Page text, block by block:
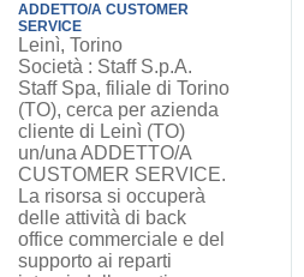
ADDETTO/A CUSTOMER
SERVICE
Leinì, Torino
Società : Staff S.p.A.
Staff Spa, filiale di Torino
(TO), cerca per azienda
cliente di Leinì (TO)
un/una ADDETTO/A
CUSTOMER SERVICE.
La risorsa si occuperà
delle attività di back
office commerciale e del
supporto ai reparti